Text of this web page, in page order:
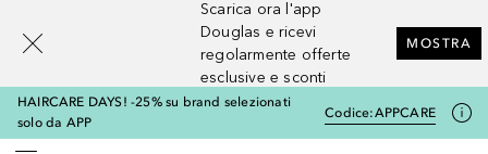
Scarica ora l'app
Douglas e ricevi
regolarmente offerte
esclusive e sconti
MOSTRA
HAIRCARE DAYS! -25% su brand selezionati
solo da APP
Codice:APPCARE
[navigation.slideout.screenreader]